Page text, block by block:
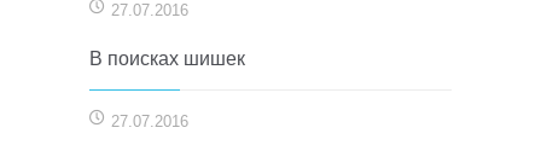
27.07.2016
В поисках шишек
27.07.2016